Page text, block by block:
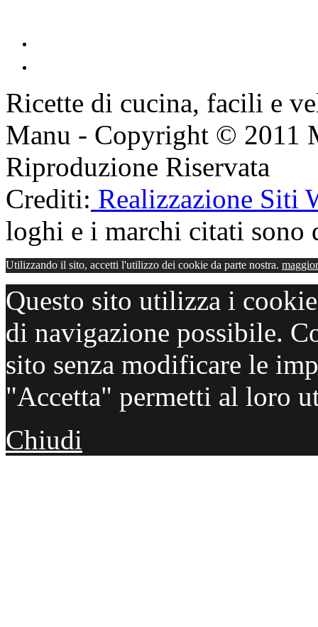
Ricette di cucina, facili e
Manu - Copyright © 2011
Riproduzione Riservata
Crediti: Realizzazione Siti
loghi e i marchi citati
Utilizzando il sito, accetti l'utilizzo dei cookie da parte nostra.
Questo sito utilizza i
di navigazione possibile.
sito senza modificare le
"Accetta" permetti al loro
Chiudi